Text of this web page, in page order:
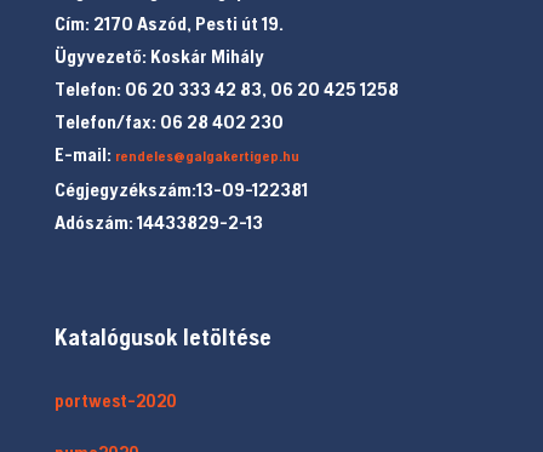
Cím: 2170 Aszód, Pesti út 19.
Ügyvezető: Koskár Mihály
Telefon: 06 20 333 42 83, 06 20 425 1258
Telefon/fax: 06 28 402 230
E-mail: rendeles@galgakertigep.hu
Cégjegyzékszám:13-09-122381
Adószám: 14433829-2-13
Katalógusok letöltése
portwest-2020